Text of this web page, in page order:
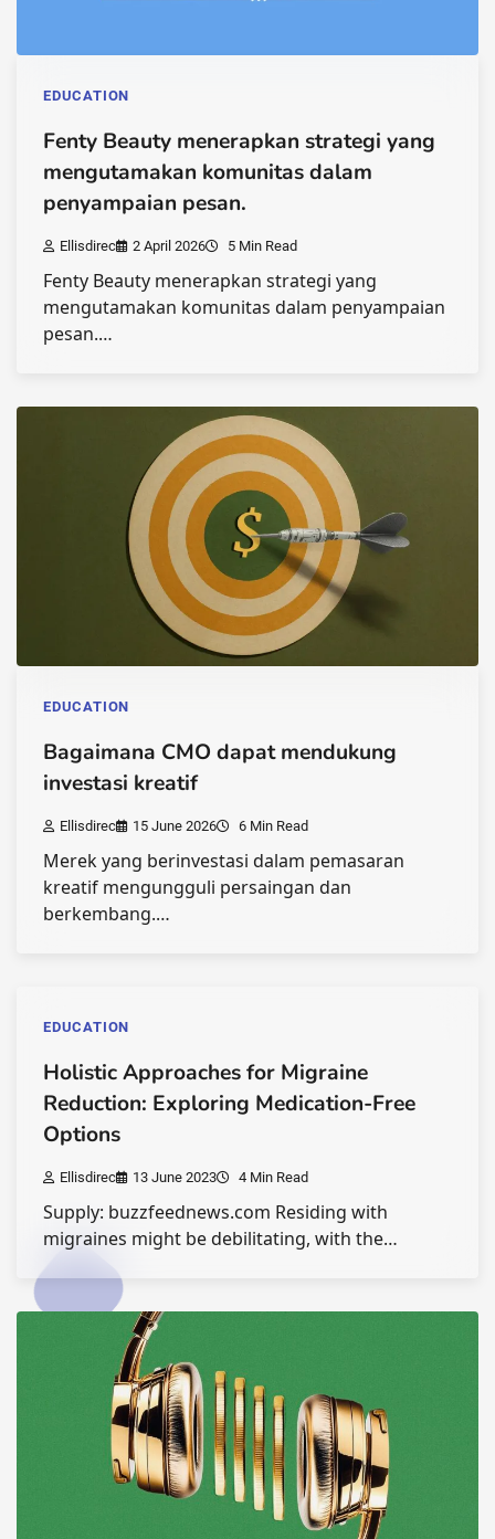
EDUCATION
Fenty Beauty menerapkan strategi yang
mengutamakan komunitas dalam
penyampaian pesan.
Ellisdirec 2 April 2026 5 Min Read
Fenty Beauty menerapkan strategi yang
mengutamakan komunitas dalam penyampaian
pesan.…
EDUCATION
Bagaimana CMO dapat mendukung
investasi kreatif
Ellisdirec 15 June 2026 6 Min Read
Merek yang berinvestasi dalam pemasaran
kreatif mengungguli persaingan dan
berkembang.…
EDUCATION
Holistic Approaches for Migraine
Reduction: Exploring Medication-Free
Options
Ellisdirec 13 June 2023 4 Min Read
Supply: buzzfeednews.com Residing with
migraines might be debilitating, with the…